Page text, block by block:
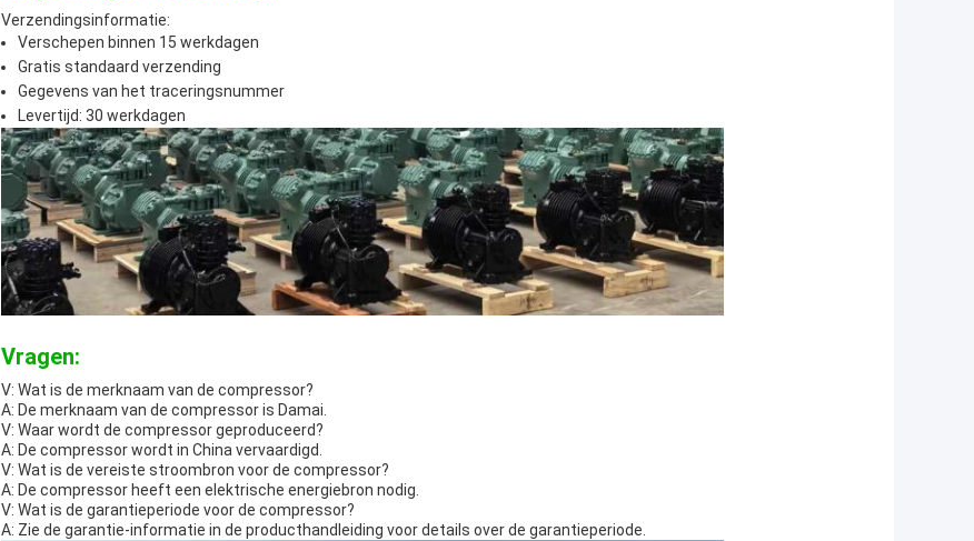
Verzendingsinformatie:
Verschepen binnen 15 werkdagen
Gratis standaard verzending
Gegevens van het traceringsnummer
Levertijd: 30 werkdagen
Vragen:
V: Wat is de merknaam van de compressor?
A: De merknaam van de compressor is Damai.
V: Waar wordt de compressor geproduceerd?
A: De compressor wordt in China vervaardigd.
V: Wat is de vereiste stroombron voor de compressor?
A: De compressor heeft een elektrische energiebron nodig.
V: Wat is de garantieperiode voor de compressor?
A: Zie de garantie-informatie in de producthandleiding voor details over de garantieperiode.